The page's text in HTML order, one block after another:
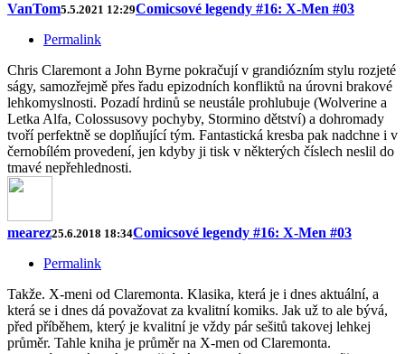
VanTom5.5.2021 12:29Comicsové legendy #16: X-Men #03
Permalink
Chris Claremont a John Byrne pokračují v grandiózním stylu rozjeté
ságy, samozřejmě přes řadu epizodních konfliktů na úrovni brakové
lehkomyslnosti. Pozadí hrdinů se neustále prohlubuje (Wolverine a
Letka Alfa, Colossusovy pochyby, Stormino dětství) a dohromady
tvoří perfektně se doplňující tým. Fantastická kresba pak nadchne i v
černobílém provedení, jen kdyby ji tisk v některých číslech neslil do
tmavé nepřehlednosti.
mearez25.6.2018 18:34Comicsové legendy #16: X-Men #03
Permalink
Takže. X-meni od Claremonta. Klasika, která je i dnes aktuální, a
která se i dnes dá považovat za kvalitní komiks. Jak už to ale bývá,
před příběhem, který je kvalitní je vždy pár sešitů takovej lehkej
průměr. Tahle kniha je průměr na X-men od Claremonta.